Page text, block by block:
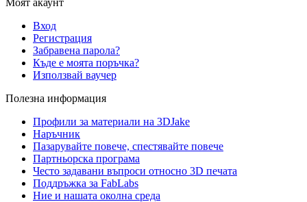
Вход
Регистрация
Забравена парола?
Къде е моята поръчка?
Използвай ваучер
Полезна информация
Профили за материали на 3DJake
Наръчник
Пазарувайте повече, спестявайте повече
Партньорска програма
Често задавани въпроси относно 3D печата
Поддръжка за FabLabs
Ние и нашата околна среда